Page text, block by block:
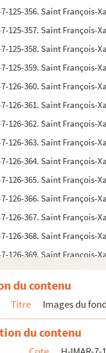
7-125-356. Saint François-
7-125-357. Saint François-
7-125-358. Saint François-
7-125-359. Saint François-
7-126-360. Saint François-
7-126-361. Saint François-
7-126-362. Saint François-
7-126-363. Saint François-
7-126-364. Saint François-
7-126-365. Saint François-
7-126-366. Saint François-
7-126-367. Saint François-
7-126-368. Saint François-
7-126-369. Saint François-
126-370. Saint François-
7-127-371. Saint François-
7-127-372. Saint François-
127-373. Saint François-
du contenu
Titre Images du
du contenu